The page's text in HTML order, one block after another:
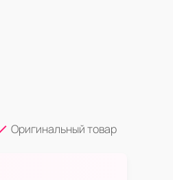
Оригинальный товар